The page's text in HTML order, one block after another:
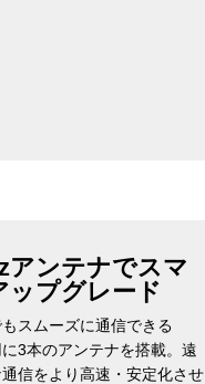
アンテナでスマ
ップグレード
スムーズに通信できる
3本のアンテナを搭載。遠
信をより高速・安定化させ